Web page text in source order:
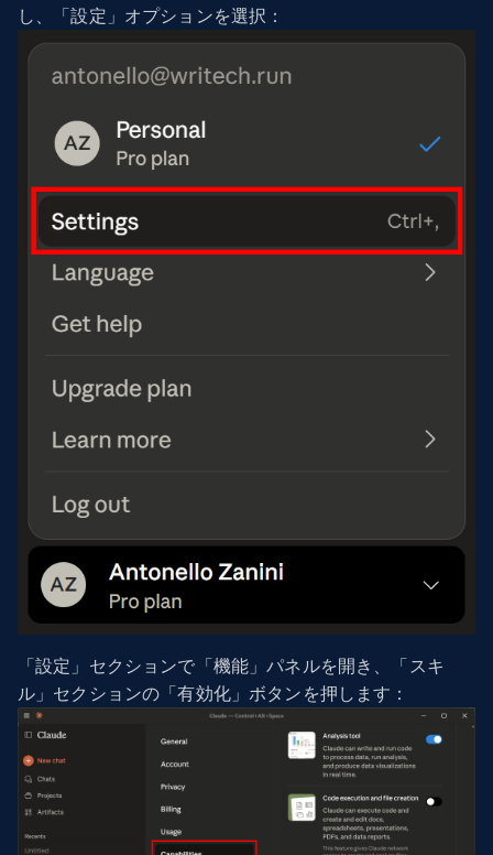
し、「設定」オプションを選択：
「設定」セクションで「機能」パネルを開き、「スキ
ル」セクションの「有効化」ボタンを押します：